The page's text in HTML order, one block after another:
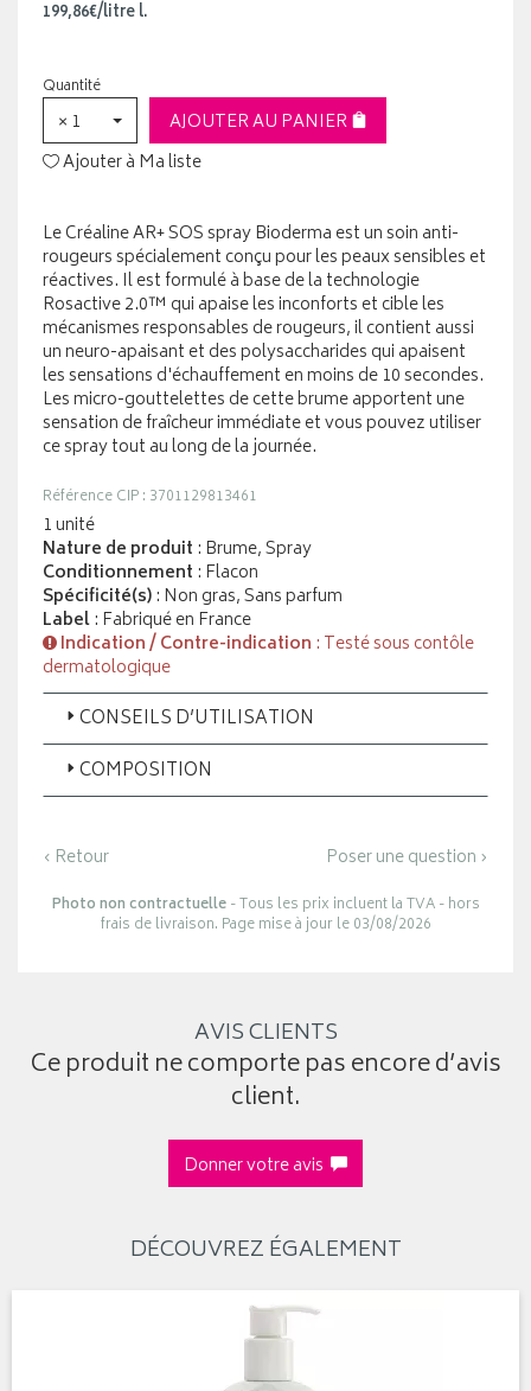
199,86€/litrel.
Quantité
× 1
AJOUTER AU PANIER
Ajouter à Ma liste
Le Créaline AR+ SOS spray Bioderma est un soin anti-
rougeurs spécialement conçu pour les peaux sensibles et
réactives. Il est formulé à base de la technologie
Rosactive 2.0™ qui apaise les inconforts et cible les
mécanismes responsables de rougeurs, il contient aussi
un neuro-apaisant et des polysaccharides qui apaisent
les sensations d'échauffement en moins de 10 secondes.
Les micro-gouttelettes de cette brume apportent une
sensation de fraîcheur immédiate et vous pouvez utiliser
ce spray tout au long de la journée.
Référence CIP : 3701129813461
1 unité
Nature de produit : Brume, Spray
Conditionnement : Flacon
Spécificité(s): Non gras, Sans parfum
Label: Fabriqué en France
Indication / Contre-indication : Testé sous contôle
dermatologique
CONSEILS D’UTILISATION
COMPOSITION
‹ Retour Poser une question ›
Photo non contractuelle- Tous les prix incluent la TVA - hors
frais de livraison. Page mise à jour le 03/08/2026
AVIS CLIENTS
Ce produit ne comporte pas encore d’avis
client.
Donner votre avis
DÉCOUVREZ ÉGALEMENT